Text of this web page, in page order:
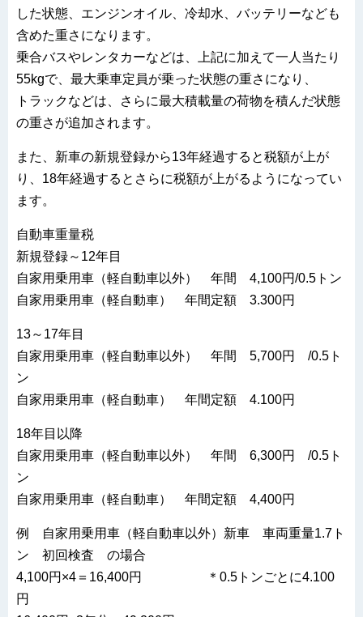
した状態、エンジンオイル、冷却水、バッテリーなども
含めた重さになります。
乗合バスやレンタカーなどは、上記に加えて一人当たり
55kgで、最大乗車定員が乗った状態の重さになり、
トラックなどは、さらに最大積載量の荷物を積んだ状態
の重さが追加されます。
また、新車の新規登録から13年経過すると税額が上が
り、18年経過するとさらに税額が上がるようになってい
ます。
自動車重量税
新規登録～12年目
自家用乗用車（軽自動車以外） 年間 4,100円/0.5トン
自家用乗用車（軽自動車） 年間定額 3.300円
13～17年目
自家用乗用車（軽自動車以外） 年間 5,700円 /0.5ト
ン
自家用乗用車（軽自動車） 年間定額 4.100円
18年目以降
自家用乗用車（軽自動車以外） 年間 6,300円 /0.5ト
ン
自家用乗用車（軽自動車） 年間定額 4,400円
例 自家用乗用車（軽自動車以外）新車 車両重量1.7ト
ン 初回検査 の場合
4,100円×4＝16,400円 ＊0.5トンごとに4.100
円